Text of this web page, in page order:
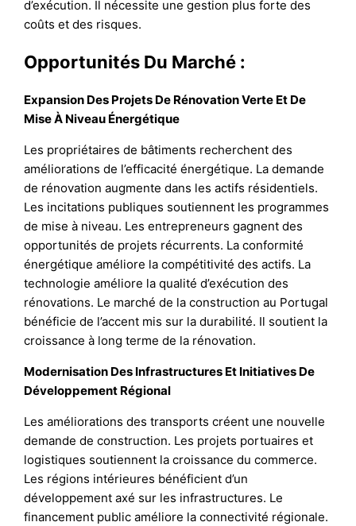
d’exécution. Il nécessite une gestion plus forte des
coûts et des risques.
Opportunités Du Marché :
Expansion Des Projets De Rénovation Verte Et De
Mise À Niveau Énergétique
Les propriétaires de bâtiments recherchent des
améliorations de l’efficacité énergétique. La demande
de rénovation augmente dans les actifs résidentiels.
Les incitations publiques soutiennent les programmes
de mise à niveau. Les entrepreneurs gagnent des
opportunités de projets récurrents. La conformité
énergétique améliore la compétitivité des actifs. La
technologie améliore la qualité d’exécution des
rénovations. Le marché de la construction au Portugal
bénéficie de l’accent mis sur la durabilité. Il soutient la
croissance à long terme de la rénovation.
Modernisation Des Infrastructures Et Initiatives De
Développement Régional
Les améliorations des transports créent une nouvelle
demande de construction. Les projets portuaires et
logistiques soutiennent la croissance du commerce.
Les régions intérieures bénéficient d’un
développement axé sur les infrastructures. Le
financement public améliore la connectivité régionale.